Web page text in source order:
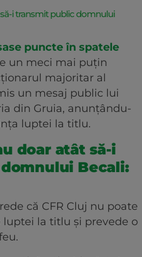
i transmit public domnului
puncte în spatele
un meci mai puțin
majoritar al
un mesaj public lui
din Gruia, anunțându-
luptei la titlu.
doar atât să-i
Becali:
că CFR Cluj nu poate
la titlu și prevede o